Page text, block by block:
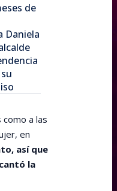
de
Daniela
a las
en
así que
la